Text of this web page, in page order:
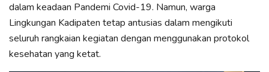
dalam keadaan Pandemi Covid-19. Namun, warga
Lingkungan Kadipaten tetap antusias dalam mengikuti
seluruh rangkaian kegiatan dengan menggunakan protokol
kesehatan yang ketat.